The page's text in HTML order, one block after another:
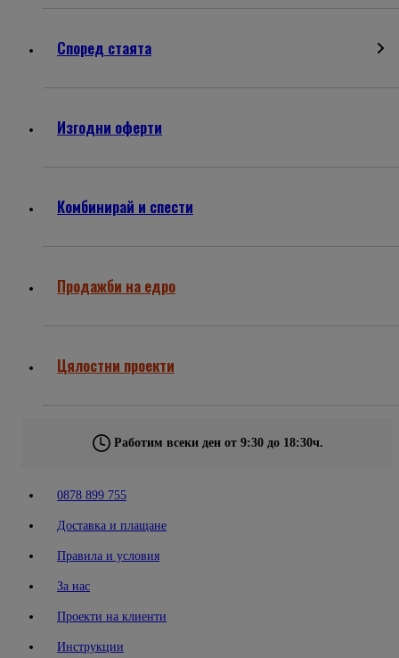
Според стаята
Изгодни оферти
Комбинирай и спести
Продажби на едро
Цялостни проекти
Работим всеки ден от 9:30 до 18:30ч.
0878 899 755
Доставка и плащане
Правила и условия
За нас
Проекти на клиенти
Инструкции